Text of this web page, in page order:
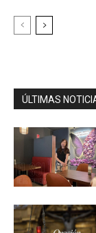
ÚLTIMAS